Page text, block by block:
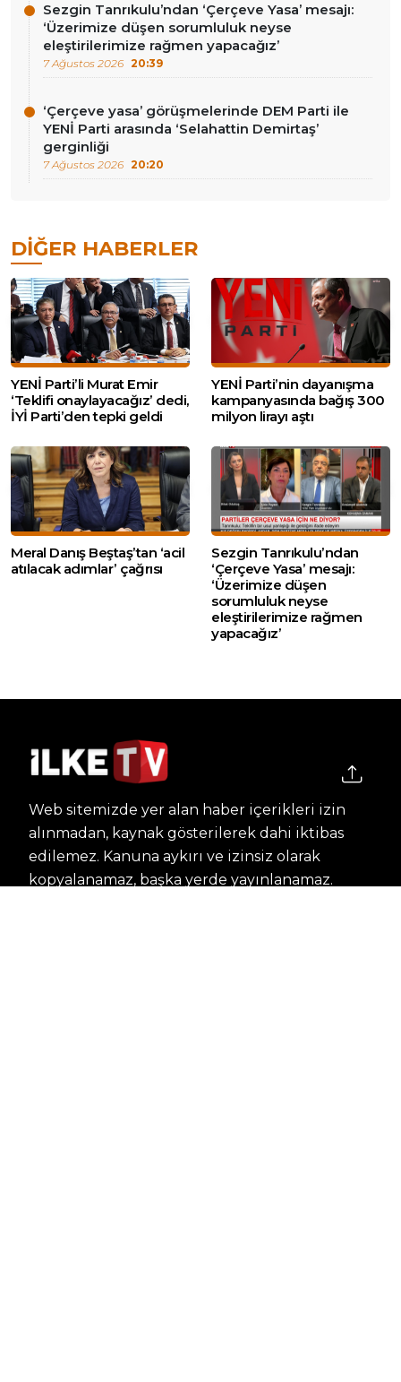
Sezgin Tanrıkulu’ndan ‘Çerçeve Yasa’ mesajı:
‘Üzerimize düşen sorumluluk neyse
eleştirilerimize rağmen yapacağız’
7 Ağustos 2026 20:39
‘Çerçeve yasa’ görüşmelerinde DEM Parti ile
YENİ Parti arasında ‘Selahattin Demirtaş’
gerginliği
7 Ağustos 2026 20:20
DIĞER HABERLER
YENİ Parti’li Murat Emir
‘Teklifi onaylayacağız’ dedi,
İYİ Parti’den tepki geldi
YENİ Parti’nin dayanışma
kampanyasında bağış 300
milyon lirayı aştı
Meral Danış Beştaş’tan ‘acil
atılacak adımlar’ çağrısı
Sezgin Tanrıkulu’ndan
‘Çerçeve Yasa’ mesajı:
‘Üzerimize düşen
sorumluluk neyse
eleştirilerimize rağmen
yapacağız’
Web sitemizde yer alan haber içerikleri izin
alınmadan, kaynak gösterilerek dahi iktibas
edilemez. Kanuna aykırı ve izinsiz olarak
kopyalanamaz, başka yerde yayınlanamaz.